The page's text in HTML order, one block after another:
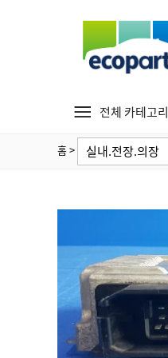
전체 카테고리
홈> 실내.전장.의장